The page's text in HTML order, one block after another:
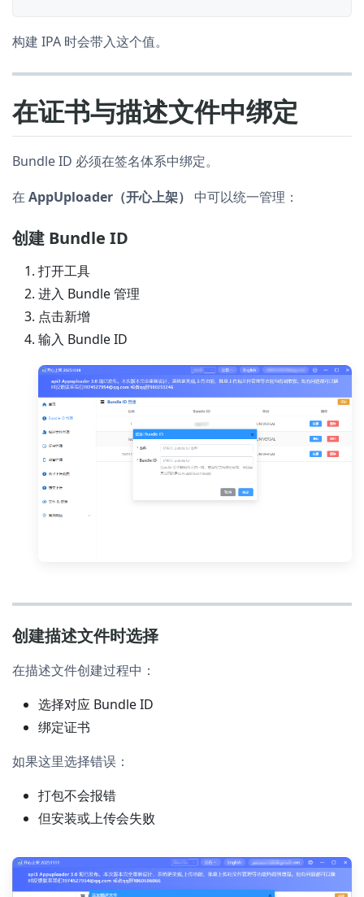
构建 IPA 时会带入这个值。
在证书与描述文件中绑定
Bundle ID 必须在签名体系中绑定。
在 AppUploader（开心上架） 中可以统一管理：
创建 Bundle ID
打开工具
进入 Bundle 管理
点击新增
输入 Bundle ID
创建描述文件时选择
在描述文件创建过程中：
选择对应 Bundle ID
绑定证书
如果这里选择错误：
打包不会报错
但安装或上传会失败